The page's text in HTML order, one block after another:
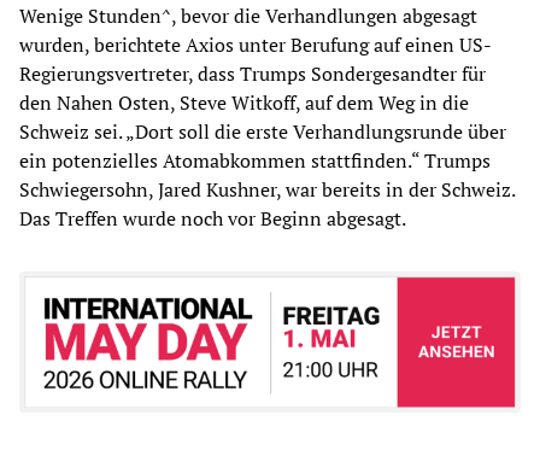
Wenige Stunden^, bevor die Verhandlungen abgesagt
wurden, berichtete Axios unter Berufung auf einen US-
Regierungsvertreter, dass Trumps Sondergesandter für
den Nahen Osten, Steve Witkoff, auf dem Weg in die
Schweiz sei. „Dort soll die erste Verhandlungsrunde über
ein potenzielles Atomabkommen stattfinden.“ Trumps
Schwiegersohn, Jared Kushner, war bereits in der Schweiz.
Das Treffen wurde noch vor Beginn abgesagt.